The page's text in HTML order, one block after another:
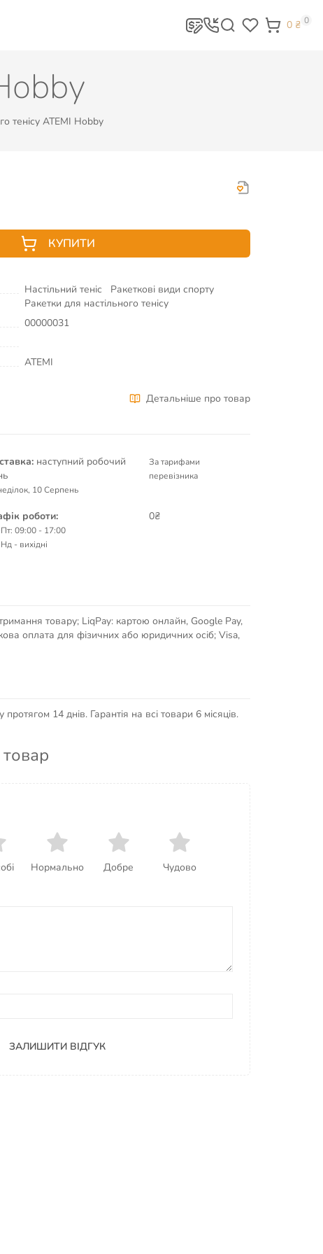
0 ₴ 0
тенісу ATEMI Hobby
КУПИТИ
Настільний теніс
Ракеткові види спорту
Ракетки для настільного тенісу
00000031
ATEMI
Детальніше про товар
наступний робочий
10 Серпень
За тарифами
перевізника
роботи:
09:00 - 17:00
- вихідні
0₴
товару; LiqPay: картою онлайн, Google Pay,
оплата для фізичних або юридичних осіб; Visa,
14 днів. Гарантія на всі товари 6 місяців.
Нормально Добре Чудово
ЗАЛИШИТИ ВІДГУК